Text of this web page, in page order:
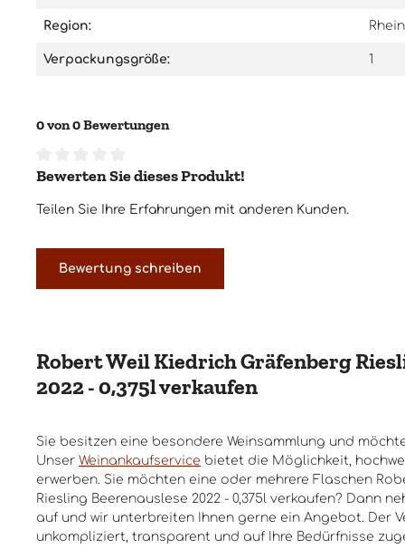
solo genossen ist der Robert Weil
Reserve 2020 ein wahrer Genuss
Weinliebhaber.
Region:
Verpackungsgröße: 1
0 von 0 Bewertungen
Durchschnittliche Bewertung von 0 von 5 Sternen
Bewerten Sie dieses Produkt!
Teilen Sie Ihre Erfahrungen mit anderen Kunden.
Bewertung schreiben
Robert Weil Kiedrich Gräfenberg
2022 - 0,375l verkaufen
Sie besitzen eine besondere Weinsammlung und
Unser Weinankaufservice bietet die Möglichkeit,
erwerben. Sie möchten eine oder mehrere Flaschen
Riesling Beerenauslese 2022 - 0,375l verkaufen? Dann
auf und wir unterbreiten Ihnen gerne ein Angebot. Der
unkompliziert, transparent und auf Ihre Bedürfnisse